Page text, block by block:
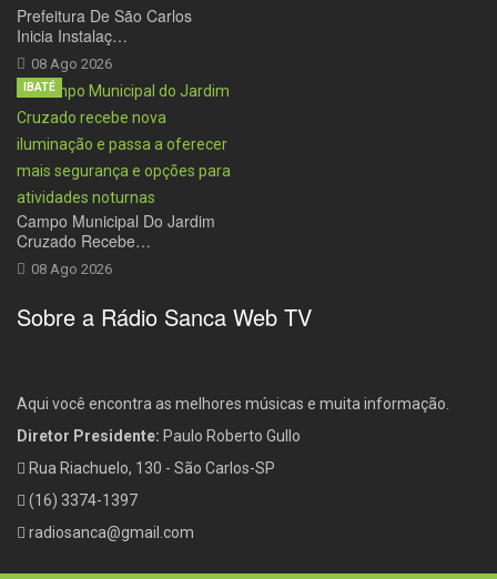
Prefeitura De São Carlos
Inicia Instalaç…
08 Ago 2026
Campo Municipal Do Jardim
Cruzado Recebe…
08 Ago 2026
IBATÉ
Sobre a Rádio Sanca Web TV
Aqui você encontra as melhores músicas e muita informação.
Diretor Presidente: Paulo Roberto Gullo
Rua Riachuelo, 130 - São Carlos-SP
(16) 3374-1397
radiosanca@gmail.com